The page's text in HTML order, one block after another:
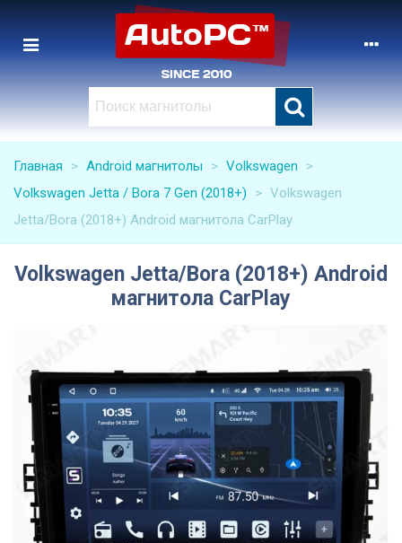
Главная > Android магнитолы > Volkswagen
>
Volkswagen Jetta / Bora 7 Gen (2018+)
> Volkswagen
Jetta/Bora (2018+) Android магнитола CarPlay
Volkswagen Jetta/Bora (2018+) Android
магнитола CarPlay